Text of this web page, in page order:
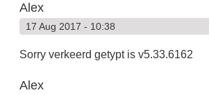
Alex
17 Aug 2017 - 10:38
Sorry verkeerd getypt is v5.33.6162
Alex